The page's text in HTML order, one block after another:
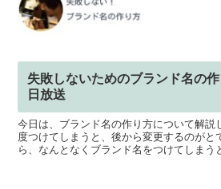
失敗しないためのブランド名の
日放送
今日は、ブランド名の作り方について解説
度つけてしまうと、後から変更するのがと
ら、なんとなくブランド名をつけてしまう